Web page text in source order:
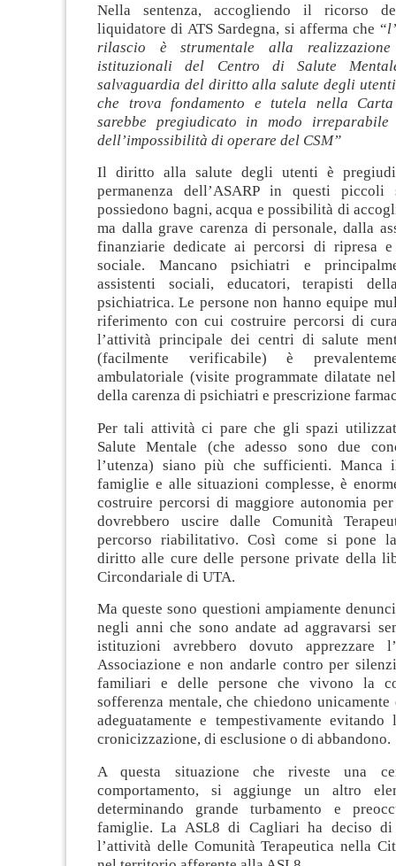
Nella sentenza, accogliendo il ricorso
liquidatore di ATS Sardegna, si afferma che “
rilascio è strumentale alla
istituzionali del Centro di Salute
salvaguardia del diritto alla salute degli
che trova fondamento e tutela nella Carta
sarebbe pregiudicato in modo irreparabile
dell’impossibilità di operare del CSM”
Il diritto alla salute degli utenti è
permanenza dell’ASARP in questi
possiedono bagni, acqua e possibilità di
ma dalla grave carenza di personale, dalla
finanziarie dedicate ai percorsi di ripresa e
sociale. Mancano psichiatri e
assistenti sociali, educatori, terapisti
psichiatrica. Le persone non hanno equipe
riferimento con cui costruire percorsi di
l’attività principale dei centri di salute
(facilmente verificabile) è
ambulatoriale (visite programmate dilatate
della carenza di psichiatri e prescrizione
Per tali attività ci pare che gli spazi
Salute Mentale (che adesso sono due
l’utenza) siano più che sufficienti. Manca
famiglie e alle situazioni complesse, è
costruire percorsi di maggiore autonomia
dovrebbero uscire dalle Comunità
percorso riabilitativo. Così come si pone
diritto alle cure delle persone private della
Circondariale di UTA.
Ma queste sono questioni ampiamente
negli anni che sono andate ad aggravarsi
istituzioni avrebbero dovuto apprezzare
Associazione e non andarle contro per
familiari e delle persone che vivono la
sofferenza mentale, che chiedono unicamente
adeguatamente e tempestivamente
cronicizzazione, di esclusione o di abbandono.
A questa situazione che riveste una
comportamento, si aggiunge un altro
determinando grande turbamento e
famiglie. La ASL8 di Cagliari ha deciso di
l’attività delle Comunità Terapeutica nella